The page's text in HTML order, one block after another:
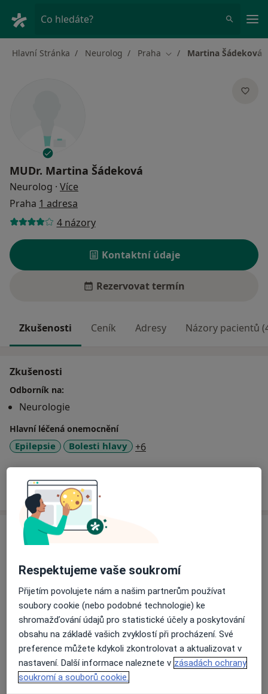
Co hledáte?
Hlavní Stránka Neurolog Praha Změna města
Martina Šádeková
MUDr. Martina Šádeková
Neurolog · Více
Praha 1 adresa
4 názory
Kontaktní údaje
Rezervovat termín
Zkušenosti Ceník Adresy Názory pacientů
Zkušenosti
Odborník na:
Neurologie
Hlavní léčená onemocnění
Epilepsie Bolesti hlavy +6a11y_sr_more_diseases
Služby a ceník služeb
Detaily
Neurologická konzultace
Detaily
Neurologické vyšetření
Detaily
Respektujeme vaše soukromí
Přijetím povolujete nám a našim partnerům používat
soubory cookie (nebo podobné technologie) ke
shromažďování údajů pro statistické účely a poskytování
obsahu na základě vašich zvyklostí při procházení. Své
preference můžete kdykoli zkontrolovat a aktualizovat v
nastavení. Další informace naleznete v zásadách ochrany
soukromí a souborů cookie.